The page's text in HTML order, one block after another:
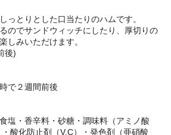
っとりとした口当たりのハムです。
のでサンドウィッチにしたり、厚切りの
しみいただけます。
後)
で２週間前後
塩・香辛料・砂糖・調味料（アミノ酸
酸化防止剤（V.C）・発色剤（亜硝酸